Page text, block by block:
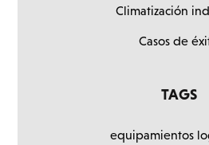
Climatización
Casos de
TAGS
equipamientos